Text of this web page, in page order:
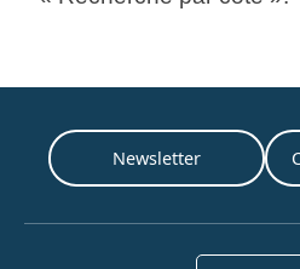
Newsletter